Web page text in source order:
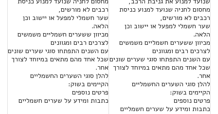
מחסום לחניה שנועד למנוע כניסת
רכבים לא מורשים,
שער חשמלי למפעל או יישוב וכן
הלאה.
מכיוון ששערים חשמליים משמשים
לצרכים רבים ומגוונים
עם השנים התפתחו סוגי שערים שונים
שכל אחד מהם מתאים במיוחד לצורך
אחר.
להלן סוגי השערים החשמליים
הקיימים בשוק:
פרטים נוספים
כתבות ומידע על שערים חשמליים
רכבים לא מורשים,
שער חשמלי למפעל או יישוב וכן
הלאה.
מכיוון ששערים חשמליים משמשים
לצרכים רבים ומגוונים
עם השנים התפתחו סוגי שערים שונים
שכל אחד מהם מתאים במיוחד לצורך
אחר.
להלן סוגי השערים החשמליים
הקיימים בשוק:
פרטים נוספים
כתבות ומידע על שערים חשמליים